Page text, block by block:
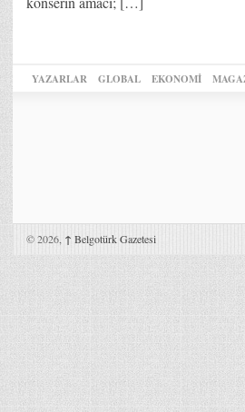
YAZARLAR GLOBAL EKONOMİ
© 2026, ↑ Belgotürk Gazetesi